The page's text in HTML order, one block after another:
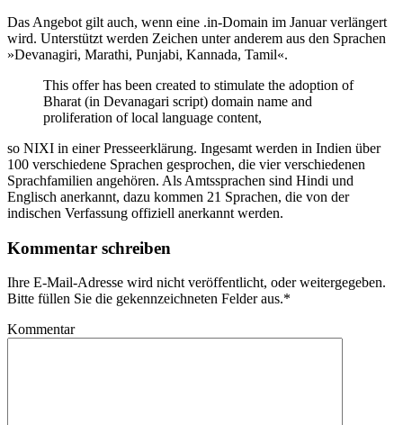
Das Angebot gilt auch, wenn eine .in-Domain im Januar verlängert
wird. Unterstützt werden Zeichen unter anderem aus den Sprachen
»Devanagiri, Marathi, Punjabi, Kannada, Tamil«.
This offer has been created to stimulate the adoption of
Bharat (in Devanagari script) domain name and
proliferation of local language content,
so NIXI in einer Presseerklärung. Ingesamt werden in Indien über
100 verschiedene Sprachen gesprochen, die vier verschiedenen
Sprachfamilien angehören. Als Amtssprachen sind Hindi und
Englisch anerkannt, dazu kommen 21 Sprachen, die von der
indischen Verfassung offiziell anerkannt werden.
Kommentar schreiben
Ihre E-Mail-Adresse wird nicht veröffentlicht, oder weitergegeben.
Bitte füllen Sie die gekennzeichneten Felder aus.*
Kommentar